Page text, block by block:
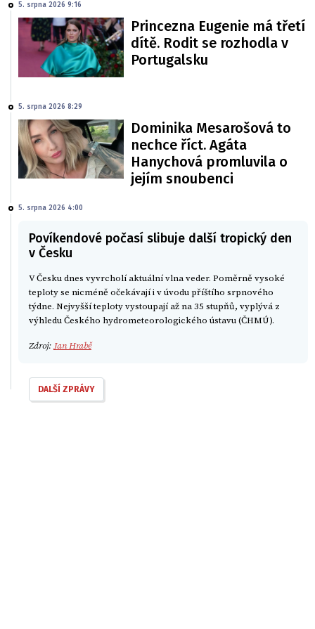
5. srpna 2026 9:16
Princezna Eugenie má třetí
dítě. Rodit se rozhodla v
Portugalsku
5. srpna 2026 8:29
Dominika Mesarošová to
nechce říct. Agáta
Hanychová promluvila o
jejím snoubenci
5. srpna 2026 4:00
Povíkendové počasí slibuje další tropický den
v Česku
V Česku dnes vyvrcholí aktuální vlna veder. Poměrně vysoké
teploty se nicméně očekávají i v úvodu příštího srpnového
týdne. Nejvyšší teploty vystoupají až na 35 stupňů, vyplývá z
výhledu Českého hydrometeorologického ústavu (ČHMÚ).
Zdroj: Jan Hrabě
DALŠÍ ZPRÁVY